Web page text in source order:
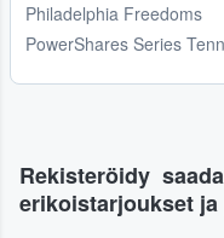
Philadelphia Freedoms
PowerShares Series
Rekisteröidy
erikoistarjoukset